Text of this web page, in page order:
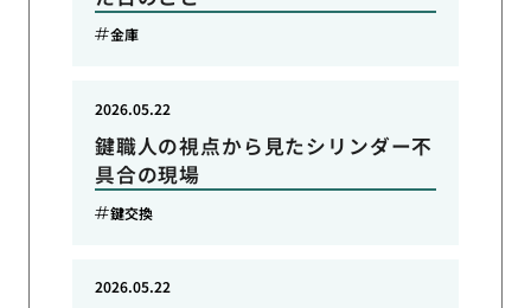
金庫
鍵職人の視点から見たシリンダー不
具合の現場
2026.05.22
鍵交換
2026.05.22